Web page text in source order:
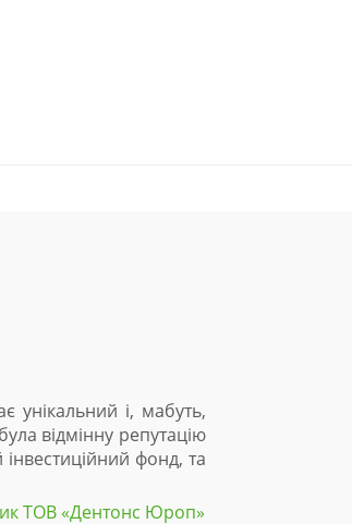
унікальний і, мабуть,
відмінну репутацію
фонд, та
ТОВ «Дентонc Юроп»